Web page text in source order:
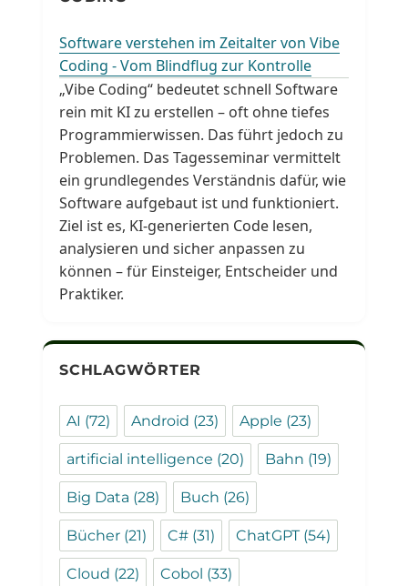
Software verstehen im Zeitalter von Vibe
Coding - Vom Blindflug zur Kontrolle
„Vibe Coding“ bedeutet schnell Software
rein mit KI zu erstellen – oft ohne tiefes
Programmierwissen. Das führt jedoch zu
Problemen. Das Tagesseminar vermittelt
ein grundlegendes Verständnis dafür, wie
Software aufgebaut ist und funktioniert.
Ziel ist es, KI-generierten Code lesen,
analysieren und sicher anpassen zu
können – für Einsteiger, Entscheider und
Praktiker.
SCHLAGWÖRTER
AI (72) Android (23) Apple (23)
artificial intelligence (20) Bahn (19)
Big Data (28) Buch (26)
Bücher (21) C# (31) ChatGPT(54)
Cloud (22) Cobol (33)